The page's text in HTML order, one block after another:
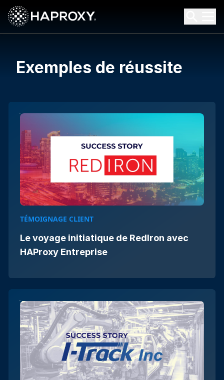
HAProxy Technologies
Search HAProxy Technologies
Exemples de réussite
TÉMOIGNAGE CLIENT
Le voyage initiatique de RedIron avec
HAProxy Entreprise